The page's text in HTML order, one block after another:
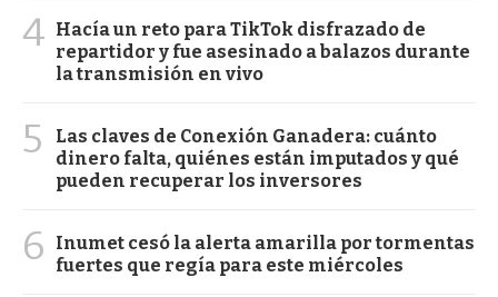
4 Hacía un reto para TikTok disfrazado de
repartidor y fue asesinado a balazos durante
la transmisión en vivo
5
Las claves de Conexión Ganadera: cuánto
dinero falta, quiénes están imputados y qué
pueden recuperar los inversores
6
Inumet cesó la alerta amarilla por tormentas
fuertes que regía para este miércoles